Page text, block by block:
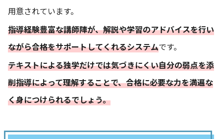
用意されています。
指導経験豊富な講師陣が、解説や学習のアドバイスを行い
ながら合格をサポートしてくれるシステムです。
テキストによる独学だけでは気づきにくい自分の弱点を添
削指導によって理解することで、合格に必要な力を満遍な
く身につけられるでしょう。